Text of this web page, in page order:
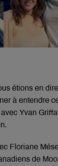
étions en
à entendre
Yvan
Floriane
de